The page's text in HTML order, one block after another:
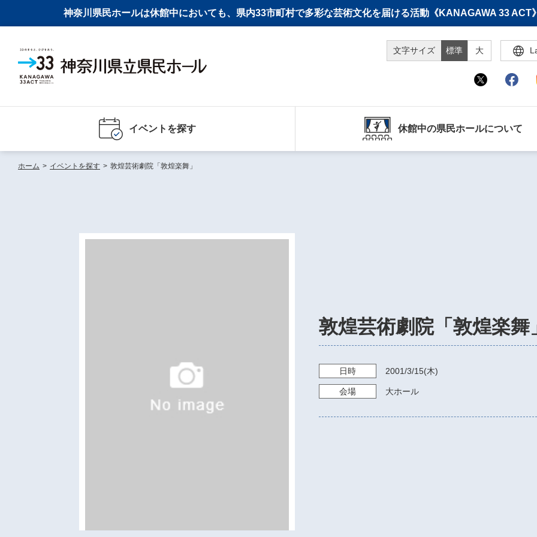
神奈川県民ホールは休館中においても、県内33市町村で多彩な芸術文化を届ける活動《KANAGAWA 33
文字サイズ 標準 大
イベントを探す 休館中の県民ホールについて
ホーム > イベントを探す > 敦煌芸術劇院「敦煌楽舞」
敦煌芸術劇院「敦煌楽舞
日時 2001/3/15(木)
会場 大ホール